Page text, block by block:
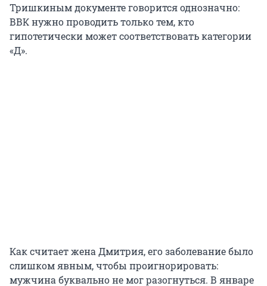
Тришкиным документе говорится однозначно:
ВВК нужно проводить только тем, кто
гипотетически может соответствовать категории
«Д».
Как считает жена Дмитрия, его заболевание было
слишком явным, чтобы проигнорировать:
мужчина буквально не мог разогнуться. В январе